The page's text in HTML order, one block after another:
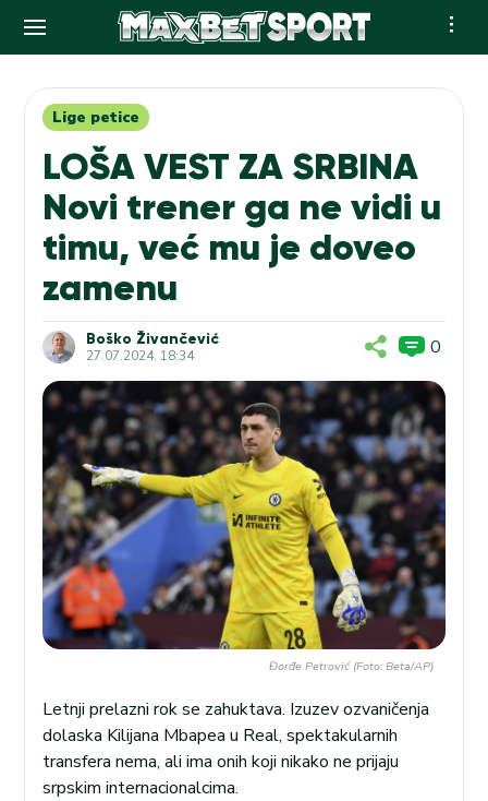
contentLige petice
LOŠA VEST ZA SRBINA
Novi trener ga ne vidi u
timu, već mu je doveo
zamenu
Boško Živančević
27.07.2024. 18:34 0
Đorđe Petrović (Foto: Beta/AP)
Letnji prelazni rok se zahuktava. Izuzev ozvaničenja
dolaska Kilijana Mbapea u Real, spektakularnih
transfera nema, ali ima onih koji nikako ne prijaju
srpskim internacionalcima.